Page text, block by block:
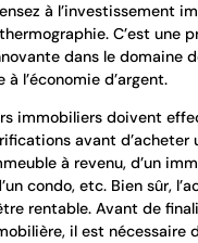
à l’investissement
C’est une
dans le domaine
l’économie d’argent.
immobiliers doivent
avant d’acheter
à revenu, d’un
condo, etc. Bien sûr,
rentable. Avant de
il est nécessaire